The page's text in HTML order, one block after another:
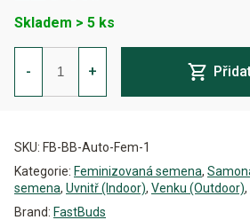
Skladem > 5 ks
-
Blackberry
Auto
Feminizovaná
množství
+
SKU: FB-BB-Auto-Fem-1
Kategorie: Feminizovaná semena,
semena, Uvnitř (Indoor), Venku (Outdoor),
Brand: FastBuds